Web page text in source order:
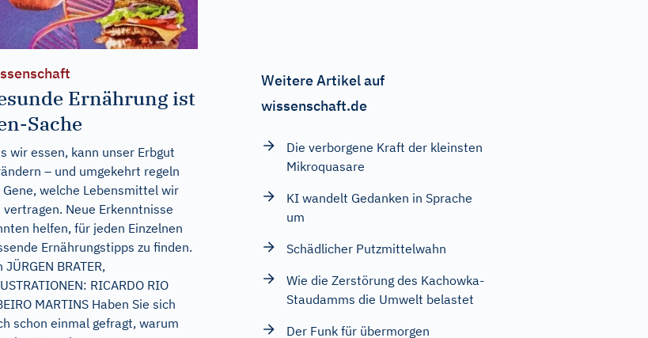
Ernährung ist
Sache
wir essen, kann unser Erbgut
– und umgekehrt regeln
Gene, welche Lebensmittel wir
vertragen. Neue Erkenntnisse
helfen, für jeden Einzelnen
Ernährungstipps zu finden.
JÜRGEN BRATER,
RICARDO RIO
MARTINS Haben Sie sich
schon einmal gefragt, warum
Weitere Artikel auf
wissenschaft.de
Die verborgene Kraft der kleinsten
Mikroquasare
KI wandelt Gedanken in Sprache
um
Schädlicher Putzmittelwahn
Wie die Zerstörung des Kachowka-
Staudamms die Umwelt belastet
Der Funk für übermorgen